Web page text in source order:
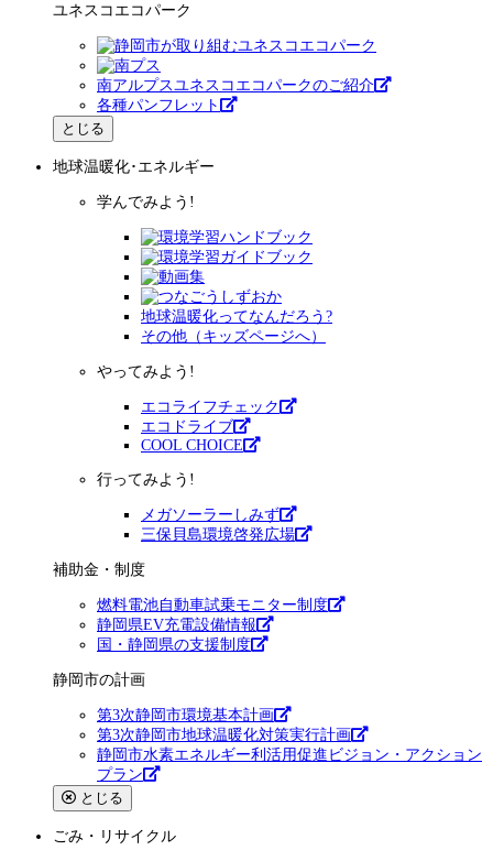
ユネスコエコパーク
南アルプスユネスコエコパークのご紹介
各種パンフレット
とじる
地球温暖化･エネルギー
学んでみよう!
地球温暖化ってなんだろう?
その他（キッズページへ）
やってみよう!
エコライフチェック
エコドライブ
COOL CHOICE
行ってみよう!
メガソーラーしみず
三保貝島環境啓発広場
補助金・制度
燃料電池自動車試乗モニター制度
静岡県EV充電設備情報
国・静岡県の支援制度
静岡市の計画
第3次静岡市環境基本計画
第3次静岡市地球温暖化対策実行計画
静岡市水素エネルギー利活用促進ビジョン・アクション
プラン
とじる
ごみ・リサイクル